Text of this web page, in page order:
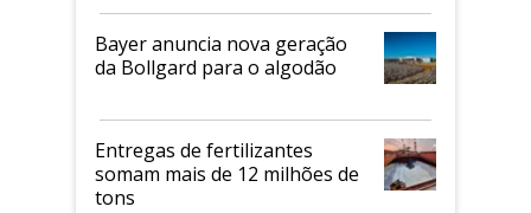
Bayer anuncia nova geração
da Bollgard para o algodão
Entregas de fertilizantes
somam mais de 12 milhões de
tons